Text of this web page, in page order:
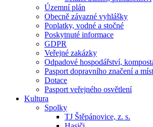
Územní plán
Obecně závazné vyhlášky
Poplatky, vodné a stočné
Poskytnuté informace
GDPR
Veřejné zakázky
Odpadové hospodářství,
Pasport dopravního značení a
Dotace
Pasport veřejného osvětlení
Kultura
Spolky
TJ Štěpánovice, z. s.